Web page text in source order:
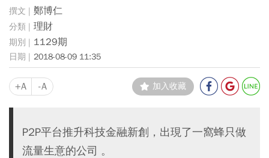
鄭博仁
理財
1129期
2018-08-09 11:35
+A -A 加入收藏
P2P平台推升科技金融新創，出現了一窩蜂只做
流量生意的公司 。